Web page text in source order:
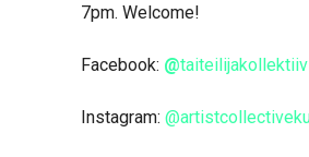
7pm. Welcome!
Facebook: @
Instagram: